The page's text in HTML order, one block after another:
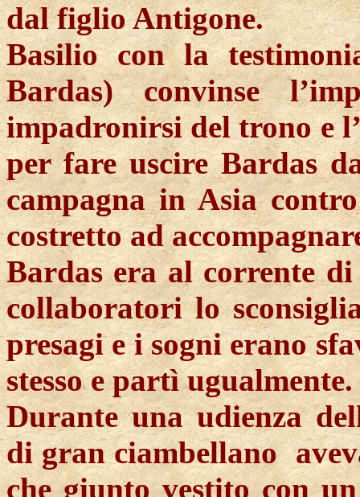
dal figlio Antigone.
Basilio con la
Bardas) convinse
impadronirsi del trono e
per fare uscire Bardas
campagna in Asia
costretto ad
Bardas era al corrente
collaboratori lo
presagi e i sogni erano
stesso e partì ugualmente.
Durante una udienza
di gran ciambellano
che giunto vestito con